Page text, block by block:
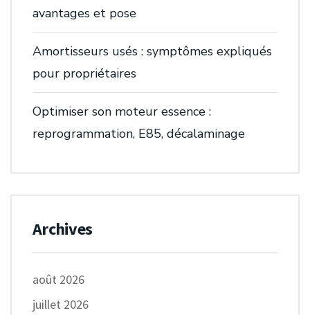
avantages et pose
Amortisseurs usés : symptômes expliqués
pour propriétaires
Optimiser son moteur essence :
reprogrammation, E85, décalaminage
Archives
août 2026
juillet 2026